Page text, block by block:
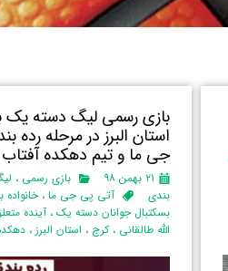
بازی رسمی لیگ دسته یک
استان البرز‌ در مرحله رده
جی ما و تیم دهکده آفتاب
۲۱ بهمن ۹۸ بازی رسمی ،
بندی
آتی پی جی ما،
بسکتبال جوانان دسته یک، آینده
الله طالقانی ،کرج ، استان البرز‌،